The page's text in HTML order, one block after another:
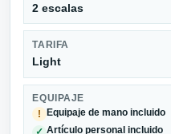
2 escalas
TARIFA
Light
EQUIPAJE
!
Equipaje de mano incluido
✓ Artículo personal incluido